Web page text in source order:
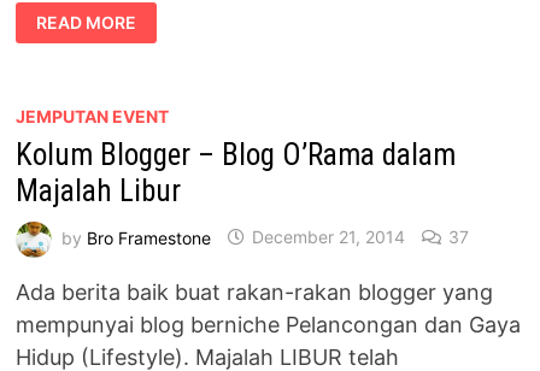
AKSI
SELFIE
MASUK
FEBRUARI
READ MORE
JEMPUTAN EVENT
Kolum Blogger – Blog O’Rama dalam
Majalah Libur
by Bro Framestone December 21, 2014 37
Ada berita baik buat rakan-rakan blogger yang
mempunyai blog berniche Pelancongan dan Gaya
Hidup (Lifestyle). Majalah LIBUR telah